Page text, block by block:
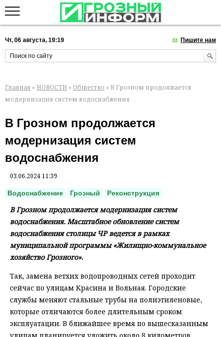
Чт, 06 августа, 19:19 Пишите нам
Главная » НОВОСТИ » Общество » В Грозном продолжается
модернизация систем водоснабжения
В Грозном продолжается
модернизация систем
водоснабжения
03.06.2024 11:39
Водоснабжение Грозный Реконструкция
В Грозном продолжается модернизация систем
водоснабжения. Масштабное обновление систем
водоснабжения столицы ЧР ведется в рамках
муниципальной программы «Жилищно-коммунальное
хозяйство Грозного».
Так, замена ветхих водопроводных сетей проходит
сейчас по улицам Красина и Вольная. Городские
службы меняют стальные трубы на полиэтиленовые,
которые отличаются более длительным сроком
эксплуатации. В ближайшее время по вышесказанным